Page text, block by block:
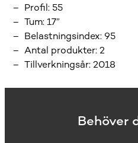
Profil: 55
Tum:17”
Belastningsindex: 95
Antal produkter:2
Tillverkningsår:2018
Behöver